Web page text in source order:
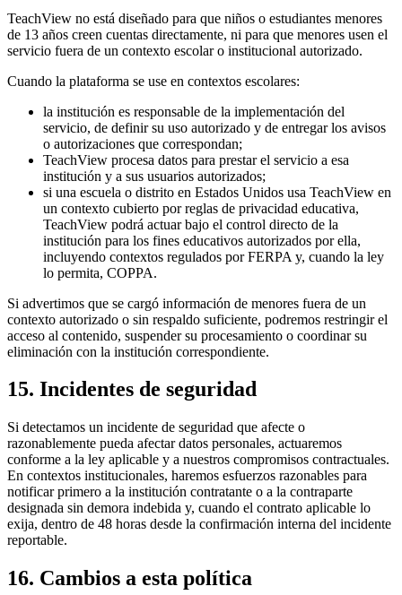
TeachView no está diseñado para que niños o estudiantes menores
de 13 años creen cuentas directamente, ni para que menores usen el
servicio fuera de un contexto escolar o institucional autorizado.
Cuando la plataforma se use en contextos escolares:
la institución es responsable de la implementación del
servicio, de definir su uso autorizado y de entregar los avisos
o autorizaciones que correspondan;
TeachView procesa datos para prestar el servicio a esa
institución y a sus usuarios autorizados;
si una escuela o distrito en Estados Unidos usa TeachView en
un contexto cubierto por reglas de privacidad educativa,
TeachView podrá actuar bajo el control directo de la
institución para los fines educativos autorizados por ella,
incluyendo contextos regulados por FERPA y, cuando la ley
lo permita, COPPA.
Si advertimos que se cargó información de menores fuera de un
contexto autorizado o sin respaldo suficiente, podremos restringir el
acceso al contenido, suspender su procesamiento o coordinar su
eliminación con la institución correspondiente.
15. Incidentes de seguridad
Si detectamos un incidente de seguridad que afecte o
razonablemente pueda afectar datos personales, actuaremos
conforme a la ley aplicable y a nuestros compromisos contractuales.
En contextos institucionales, haremos esfuerzos razonables para
notificar primero a la institución contratante o a la contraparte
designada sin demora indebida y, cuando el contrato aplicable lo
exija, dentro de 48 horas desde la confirmación interna del incidente
reportable.
16. Cambios a esta política